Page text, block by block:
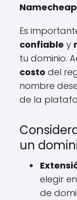
Namecheap
Es
confiable y
tu dominio.
costo del
nombre
de la
un
elegir
de